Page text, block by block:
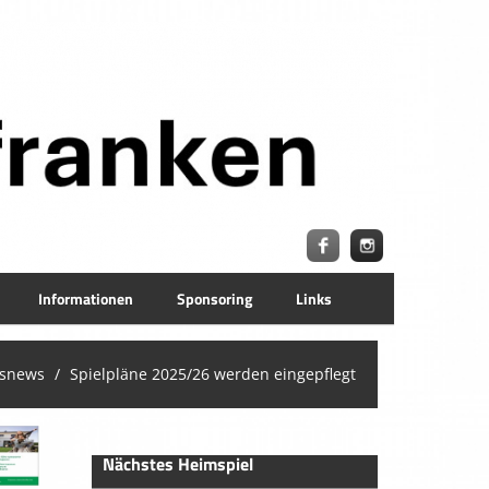
Informationen Sponsoring Links
Spielpläne 2025/26 werden eingepflegt
Nächstes Heimspiel